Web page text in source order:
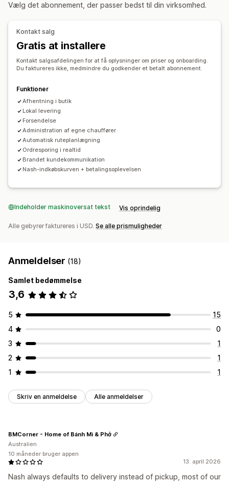
Kantsten
I butikken
Datovælger
Ordregrænser
Sporing i realtid
SMS-notifikationer
Leveringskort
Estimerede leveringstidspunkter
Ordresporing
Bevis for levering
Ruteoptimering
Vælg det abonnement, der passer bedst til din virksomhed.
Kontakt salg
Gratis at installere
Kontakt salgsafdelingen for at få oplysninger om priser og onboarding.
Du faktureres ikke, medmindre du godkender et betalt abonnement.
Funktioner
Afhentning i butik
Lokal levering
Forsendelse
Administration af egne chauffører
Automatisk ruteplanlægning
Ordresporing i realtid
Brandet kundekommunikation
Nash-indkøbskurven + betalingsoplevelsen
Indeholder maskinoversat tekst Vis oprindelig
Alle gebyrer faktureres i USD. Se alle prismuligheder
Anmeldelser (18)
Samlet bedømmelse
3,6
5
15
4
0
3
1
2
1
1
1
Skriv en anmeldelse Alle anmeldelser
13. april 2026
Nash always defaults to delivery instead of pickup, most of our
BMCorner - Home of Bánh Mì & Phở
Australien
10 måneder bruger appen